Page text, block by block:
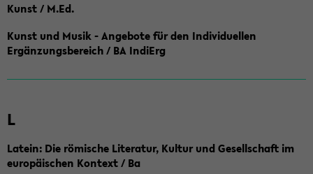
Kunst / M.Ed.
Kunst und Musik - Angebote für den Individuellen
Ergänzungsbereich / BA IndiErg
L
Latein: Die römische Literatur, Kultur und Gesellschaft im
europäischen Kontext / Ba